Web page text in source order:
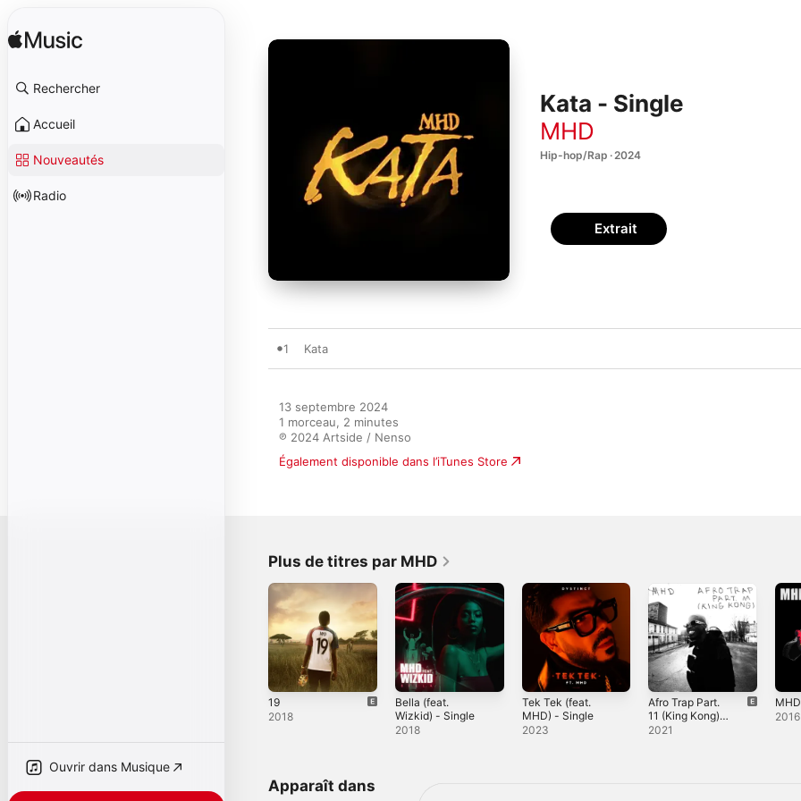
Rechercher
Accueil
Nouveautés
Radio
Ouvrir dans Musique
Kata - Single
MHD
Hip-hop/Rap · 2024
Extrait
1 Kata
13 septembre 2024
1 morceau, 2 minutes
℗ 2024 Artside / Nenso
Également disponible dans l’iTunes Store
Plus de titres par MHD
19
2018
Bella (feat.
Wizkid) - Single
2018
Tek Tek (feat.
MHD) - Single
2023
Afro Trap Part.
11 (King Kong) -
Single
2021
MHD
2016
Apparaît dans